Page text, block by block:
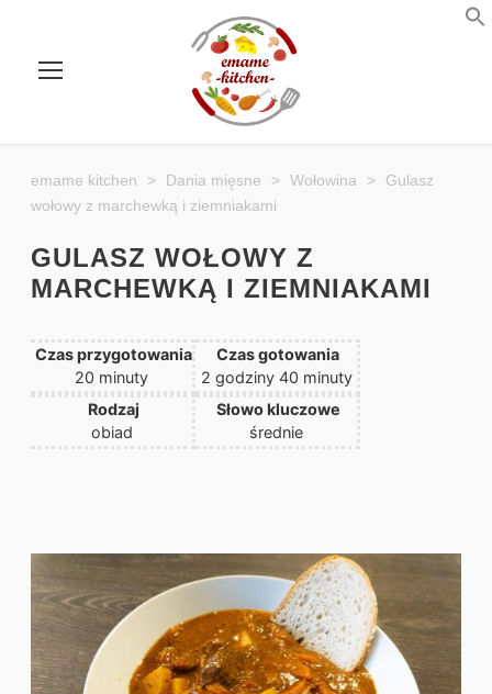
emame kitchen > Dania mięsne > Wołowina >
Gulasz
wołowy z marchewką i ziemniakami
GULASZ WOŁOWY Z
MARCHEWKĄ I ZIEMNIAKAMI
Czas przygotowania
20 m
i
u
minuty
Czas gotowania
2ggodziny 40m
u
minuty
Rodzaj
obiad
Słowo kluczowe
średnie